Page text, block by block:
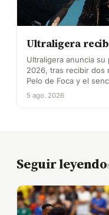
Ultraligera
Ultraligera anuncia su
2026, tras recibir dos
Pelo de Foca y el
5 ago. 2026
Seguir leyendo